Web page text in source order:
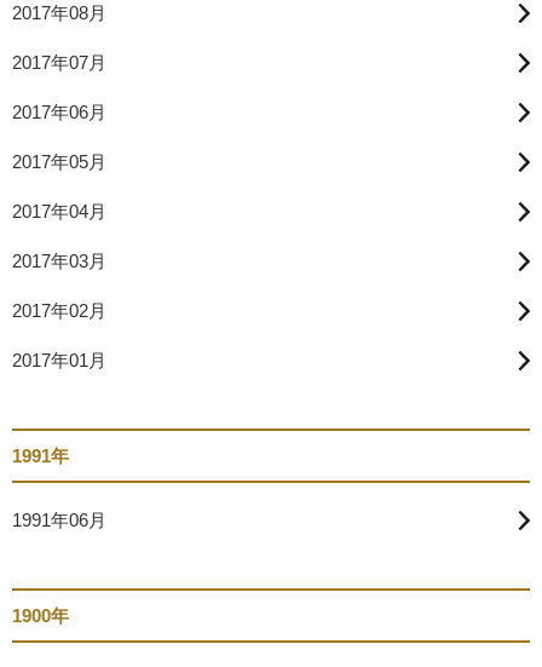
2017年08月
2017年07月
2017年06月
2017年05月
2017年04月
2017年03月
2017年02月
2017年01月
1991年
1991年06月
1900年